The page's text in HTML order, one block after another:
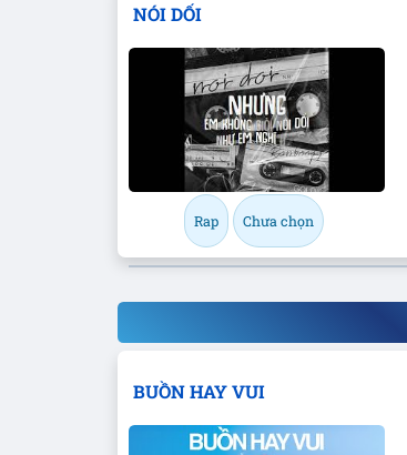
NÓI DỐI
Rap Chưa chọn
BUỒN HAY VUI